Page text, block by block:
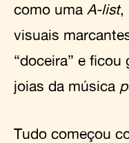
como uma A-list,
visuais
“doceira” e
joias da música
Tudo começou